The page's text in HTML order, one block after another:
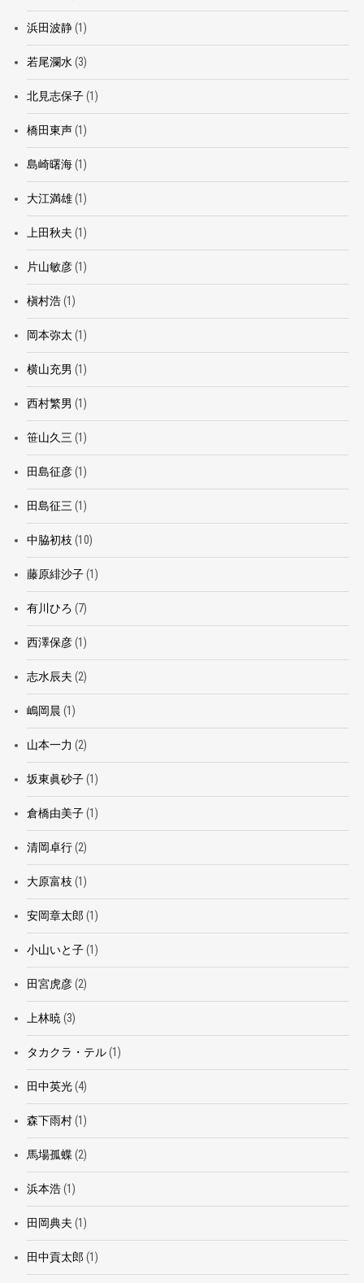
浜田波静(1)
若尾瀾水 (3)
北見志保子(1)
橋田東声(1)
島崎曙海(1)
大江満雄(1)
上田秋夫 (1)
片山敏彦(1)
槇村浩(1)
岡本弥太 (1)
横山充男 (1)
西村繁男 (1)
笹山久三 (1)
田島征彦(1)
田島征三 (1)
中脇初枝 (10)
藤原緋沙子(1)
有川ひろ (7)
西澤保彦(1)
志水辰夫 (2)
嶋岡晨 (1)
山本一力 (2)
坂東眞砂子(1)
倉橋由美子(1)
清岡卓行(2)
大原富枝 (1)
安岡章太郎 (1)
小山いと子(1)
田宮虎彦(2)
上林暁 (3)
タカクラ・テル(1)
田中英光(4)
森下雨村(1)
馬場孤蝶 (2)
浜本浩(1)
田岡典夫 (1)
田中貢太郎 (1)